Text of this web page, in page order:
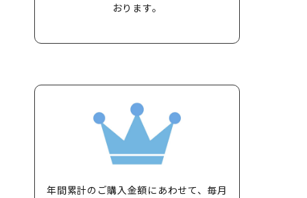
おります。
年間累計のご購入金額にあわせて、毎月